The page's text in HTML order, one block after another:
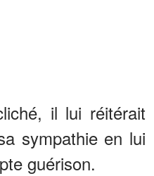
il lui réitérait
sympathie en lui
guérison.